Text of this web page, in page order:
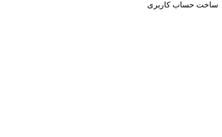
ساخت حساب کاربری